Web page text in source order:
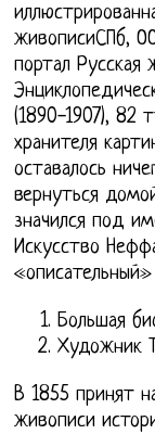
живописиСПб,
портал
(1890-1907), 82
хранителя
оставалось
вернуться
значился под
Искусство
«описательный»
Большая
Художник
В 1855 принят
живописи